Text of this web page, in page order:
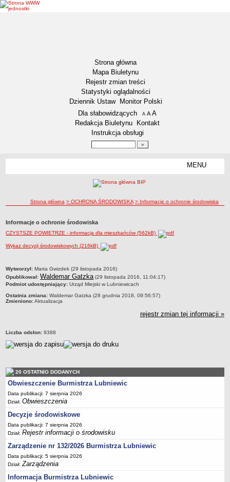
Strona główna
Mapa Biuletynu
Rejestr zmian treści
Statystyki oglądalności
Dziennik Ustaw
Monitor Polski
Menu dodatkowe
Dla słabowidzących A pomniejsz czcionkę
A standardowy rozmiar czcionki
A
Redakcja Biuletynu
Kontakt
Instrukcja obsługi
MENU
Lokalizacja
Związki i stowarzyszenia
Strategia rozwoju Gminy
AKTUALNOŚCI I OBWIESZCZENIA
Obwieszczenia, ogłoszenia i komunikaty
Energia elektryczna
Rozkłady jazdy autobusów
Wodociągi - ocena jakości wody
Ogłoszenia o konkursach
URZĄD MIEJSKI
Dane adresowe
Burmistrz Lubniewic
Zastępca Burmistrza Lubniewic
Sekretarz Gminy
Skarbnik Gminy
ścieżka nawigacji
Strona główna > OCHRONA ŚRODOWISKA > Informacje o ochronie środowiska
Informacje o ochronie środowiska
CZYSTSZE POWIETRZE - informacja dla mieszkańców (562kB)
Wykaz decyzji środowiskowych (216kB)
metryczka
Wytworzył: Marta Gwizdek (29 listopada 2016)
Opublikował: Waldemar Gatzka(29 listopada 2016, 11:04:17)
Podmiot udostępniający: Urząd Miejski w Lubniewicach
Ostatnia zmiana: Waldemar Gatzka (28 grudnia 2018, 09:56:57)
Zmieniono:Aktualizacja
rejestr zmian tej informacji »
Liczba odsłon: 9388
20 OSTATNIO DODANYCH
Obwieszczenie Burmistrza Lubniewic
Data publikacji: 7 sierpnia 2026
Dział:Obwieszczenia
Decyzje środowiskowe
Data publikacji: 7 sierpnia 2026
Dział:Rejestr informacji o środowisku
Zarządzenie nr 132/2026 Burmistrza Lubniewic
Data publikacji: 5 sierpnia 2026
Dział:Zarządzenia
Informacja Burmistrza Lubniewic